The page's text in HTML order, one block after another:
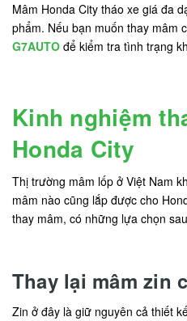
Mâm Honda City tháo xe giá đa
phẩm. Nếu bạn muốn thay mâm
G7AUTO để kiểm tra tình trạng
Kinh nghiệm
Honda City
Thị trường mâm lốp ở Việt Nam
mâm nào cũng lắp được cho
thay mâm, có những lựa chọn
Thay lại mâm zin
Zin ở đây là giữ nguyên cả thiết